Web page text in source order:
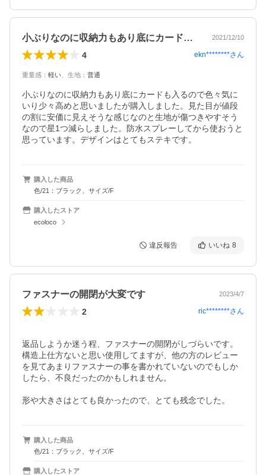
小ぶりなのに収納力もあり底にカードも入… 2021/12/10
4 ekn********さん
重量感 ： 軽い 生地 ： 普通
小ぶりなのに収納力もあり底にカードも入るので色々気に
いり少々高めと思いましたが購入しました。見た目が値段
の割に安価に見えそうな感じなのと生地が傷つきやすそう
なので星1つ減らしました。防水スプレーしてから使おうと
思っています。デザインはとてもステキです。
購入した商品
色/21：ブラック、サイズ/F
購入したストア
ecoloco
違反報告 いいね 8
ファスナーの開閉が大変です 2023/4/7
2 ric********さん
返品しようか迷う程、ファスナーの開閉がしづらいです。
構造上仕方ないと思い使用してますが、他の方のレビュー
を見てあまりファスナーの事を書かれていないのでもしか
したら、不良だったのかもしれません。
形や大きさはとても良かったので、とても残念でした。
購入した商品
色/21：ブラック、サイズ/F
購入したストア